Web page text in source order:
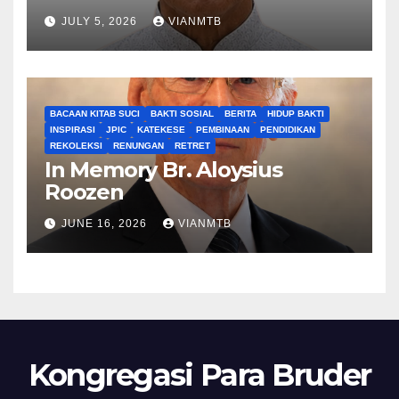
JULY 5, 2026 VIANMTB
BACAAN KITAB SUCI BAKTI SOSIAL BERITA
HIDUP BAKTI
INSPIRASI
JPIC KATEKESE PEMBINAAN
PENDIDIKAN
REKOLEKSI
RENUNGAN RETRET
In Memory Br. Aloysius
Roozen
JUNE 16, 2026 VIANMTB
Kongregasi Para Bruder